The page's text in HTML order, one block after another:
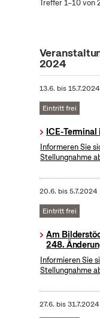
Treffer 1–10 von
2024
13.6. bis15.7.2024
Eintritt frei
ICE-Terminal
Informeren Sie
Stellungnahme
20.6. bis5.7.2024
Eintritt frei
Am
248.
Informieren Sie
Stellungnahme
27.6. bis31.7.2024